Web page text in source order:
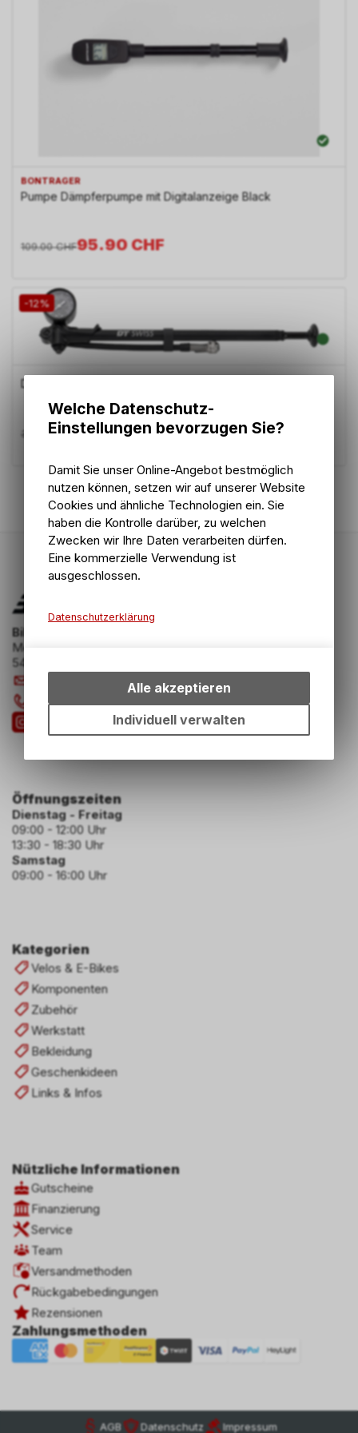
BONTRAGER
Pumpe Dämpferpumpe mit Digitalanzeige Black
95.90CHF
109.00 CHF
-12%
DT Dämpferpumpe High Pressure
28.05 CHF
31.90 CHF
2von2Produkten
Bike Zone AG
Mellingerstrasse 58
5400 Baden
056 221 20 23
Kategorien
Velos & E-Bikes
Komponenten
Zubehör
Werkstatt
Bekleidung
Geschenkideen
Links & Infos
Nützliche Informationen
Gutscheine
Finanzierung
Service
Team
Versandmethoden
Rückgabebedingungen
Rezensionen
Zahlungsmethoden
Öffnungszeiten
Dienstag - Freitag
09:00 - 12:00 Uhr
13:30 - 18:30 Uhr
Samstag
09:00 - 16:00 Uhr
AGB Datenschutz Impressum
Welche Datenschutz-
Einstellungen bevorzugen Sie?
Damit Sie unser Online-Angebot bestmöglich
nutzen können, setzen wir auf unserer Website
Cookies und ähnliche Technologien ein. Sie
haben die Kontrolle darüber, zu welchen
Zwecken wir Ihre Daten verarbeiten dürfen.
Eine kommerzielle Verwendung ist
ausgeschlossen.
Datenschutzerklärung
bestimmte Interaktionen und
Einstellungen auf Ihrem Gerät,
um die grundlegenden
Funktionen unseres Online-
Alle akzeptieren
Individuell verwalten